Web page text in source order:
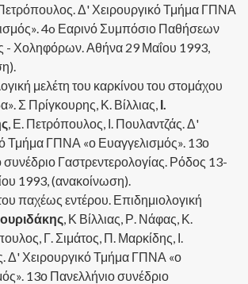
Δ' Χειρουργικό Τμήμα ΓΠΝΑ
4o Εαρινό Συμπόσιο Παθήσεων
- Χοληφόρων. Αθήνα 29 Μαΐου 1993,
μελέτη του καρκίνου του στομάχου
Σ Πρίγκουρης, Κ. Βίλλιας, Ι.
, Ε. Πετρόπουλος, Ι. Πουλαντζάς. Δ'
Τμήμα ΓΠΝΑ «ο Ευαγγελισμός». 13ο
συνέδριο Γαστρεντερολογίας. Ρόδος 13-
1993, (ανακοίνωση).
παχέως εντέρου. Επιδημιολογική
, Κ Βίλλιας, Ρ. Νάφας, Κ.
Γ. Σιμάτος, Π. Μαρκίδης, Ι.
Δ' Χειρουργικό Τμήμα ΓΠΝΑ «ο
13ο Πανελλήνιο συνέδριο